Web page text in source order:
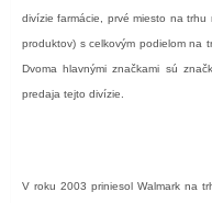
divízie farmácie, prvé miesto na
produktov) s celkovým podielom na
Dvoma hlavnými značkami sú
predaja tejto divízie.
V roku 2003 priniesol Walmark na